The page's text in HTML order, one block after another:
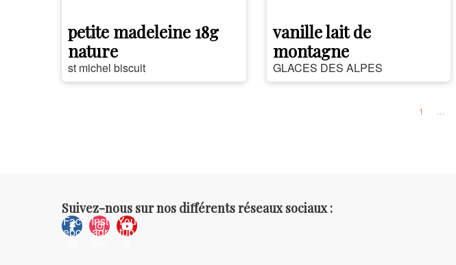
petite madeleine 18g
nature
st michel biscuit
vanille lait de
montagne
GLACES DES ALPES
1 …
Suivez-nous sur nos différents réseaux sociaux :
Fac
ebo
Inst
agr
You
tub